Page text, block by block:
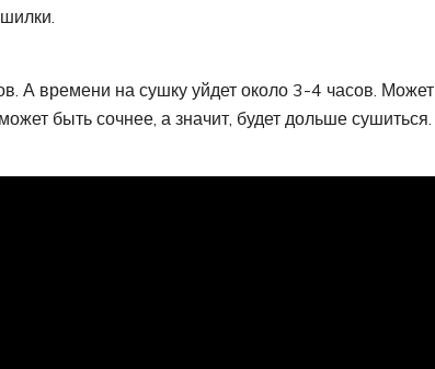
А времени на сушку уйдет около 3-4 часов. Может
быть сочнее, а значит, будет дольше сушиться.